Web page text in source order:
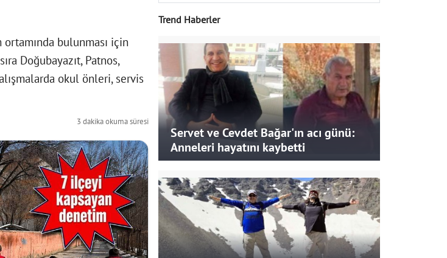
bulunması için
Doğubayazıt, Patnos,
okul önleri, servis
3 dakika okuma süresi
Trend Haberler
Servet ve Cevdet Bağar'ın acı günü:
Anneleri hayatını kaybetti